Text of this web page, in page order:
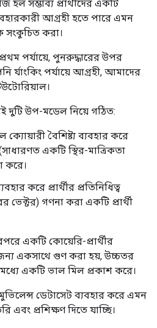
হল সম্ভাব্য প্রার্থীদের একটি
আগ্রহী হতে পারে এমন
করা।
পর্যায়ে, পুনরুদ্ধারের উপর
পর্যায়ে আগ্রহী, আমাদের
দুটি উপ-মডেল নিয়ে গঠিত:
বৈশিষ্ট্য ব্যবহার করে
একটি স্থির-মাত্রিকতা
করে।
করে প্রার্থীর প্রতিনিধিত্ব
গণনা করা একটি প্রার্থী
একটি কোয়েরি-প্রার্থীর
একসাথে গুণ করা হয়, উচ্চতর
মধ্যে একটি ভাল মিল প্রকাশ করে।
ডেটাসেট ব্যবহার করে এমন
প্রশিক্ষণ দিতে যাচ্ছি।